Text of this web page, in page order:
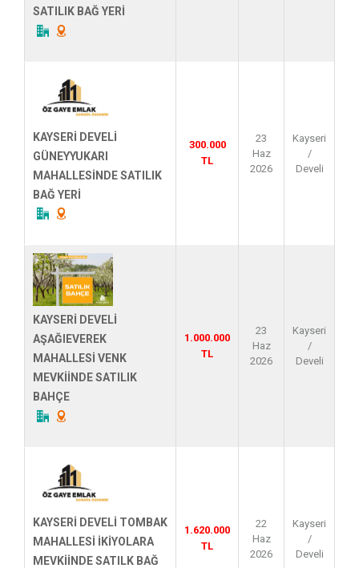
SATILIK BAĞ YERİ
KAYSERİ DEVELİ
GÜNEYYUKARI
MAHALLESİNDE SATILIK
BAĞ YERİ
300.000
TL
23
Haz
2026
Kayseri
/
Develi
KAYSERİ DEVELİ
AŞAĞIEVEREK
MAHALLESİ VENK
MEVKİİNDE SATILIK
BAHÇE
1.000.000
TL
23
Haz
2026
Kayseri
/
Develi
KAYSERİ DEVELİ TOMBAK
MAHALLESİ İKİYOLARA
MEVKİİNDE SATILK BAĞ
1.620.000
TL
22
Haz
2026
Kayseri
/
Develi